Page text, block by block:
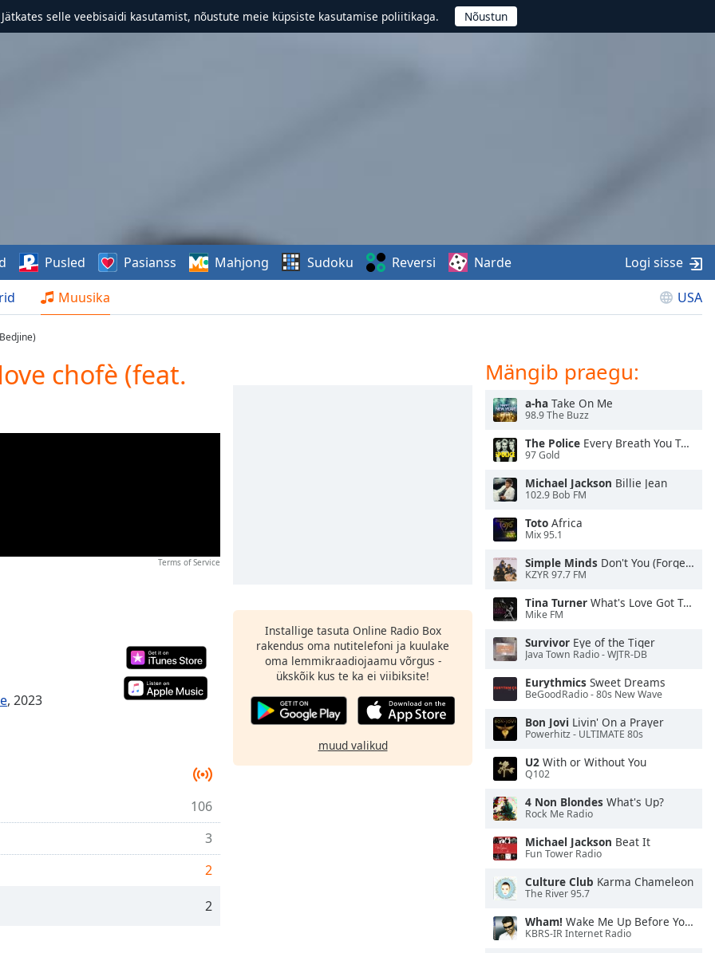
Jätkates selle veebisaidi kasutamist, nõustute meie küpsiste kasutamise poliitikaga.
Muusika USA
Pusled Pasianss Mahjong Sudoku Reversi Narde Logi sisse
chofè (feat.
Terms of Service
, 2023
106
3
2
2
Installige tasuta Online Radio Box
rakendus oma nutitelefoni ja kuulake
oma lemmikraadiojaamu võrgus -
ükskõik kus te ka ei viibiksite!
muud valikud
Mängib praegu:
a-ha Take On Me
98.9 The Buzz
The Police Every Breath You Take
97 Gold
Michael Jackson Billie Jean
102.9 Bob FM
Toto Africa
Mix 95.1
Simple Minds Don't You (Forget About Me)
KZYR 97.7 FM
Tina Turner What's Love Got To Do With It
Mike FM
Survivor Eye of the Tiger
Java Town Radio - WJTR-DB
Eurythmics Sweet Dreams
BeGoodRadio - 80s New Wave
Bon Jovi Livin' On a Prayer
Powerhitz - ULTIMATE 80s
U2 With or Without You
Q102
4 Non Blondes What's Up?
Rock Me Radio
Michael Jackson Beat It
Fun Tower Radio
Culture Club Karma Chameleon
The River 95.7
Wham! Wake Me Up Before You Go-Go
KBRS-IR Internet Radio